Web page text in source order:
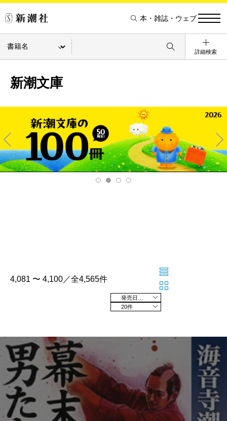
本・雑誌・ウェブ
詳細検索
新潮文庫
Pre
v
Ne
xt
4,081 〜 4,100／全4,565件
20件